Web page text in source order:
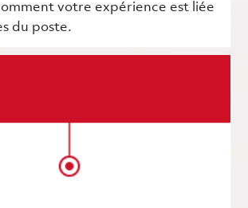
votre expérience est liée
du poste.